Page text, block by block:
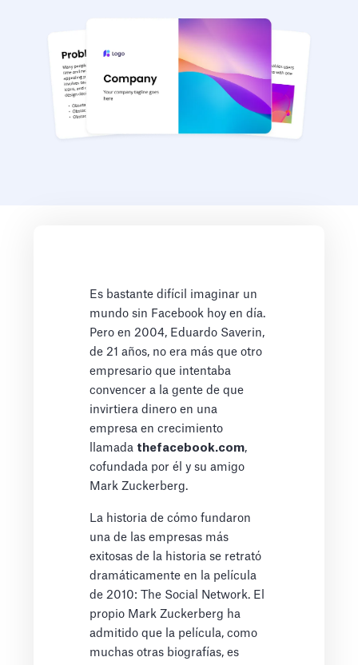
Es bastante difícil imaginar un
mundo sin Facebook hoy en día.
Pero en 2004, Eduardo Saverin,
de 21 años, no era más que otro
empresario que intentaba
convencer a la gente de que
invirtiera dinero en una
empresa en crecimiento
llamada thefacebook.com,
cofundada por él y su amigo
Mark Zuckerberg.
La historia de cómo fundaron
una de las empresas más
exitosas de la historia se retrató
dramáticamente en la película
de 2010: The Social Network. El
propio Mark Zuckerberg ha
admitido que la película, como
muchas otras biografías, es